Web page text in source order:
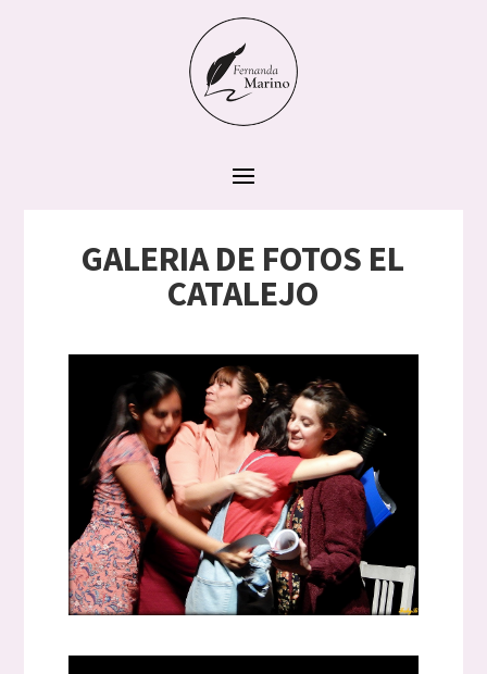
GALERIA DE FOTOS EL
CATALEJO